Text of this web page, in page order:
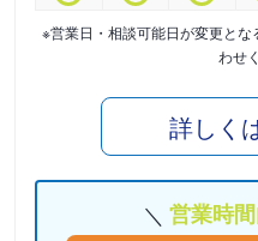
※営業日・相談可能日が変更と
わせ
詳しく
営業時